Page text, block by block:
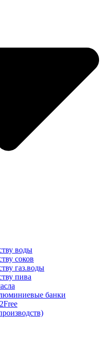
воды
соков
газ.воды
пива
банки